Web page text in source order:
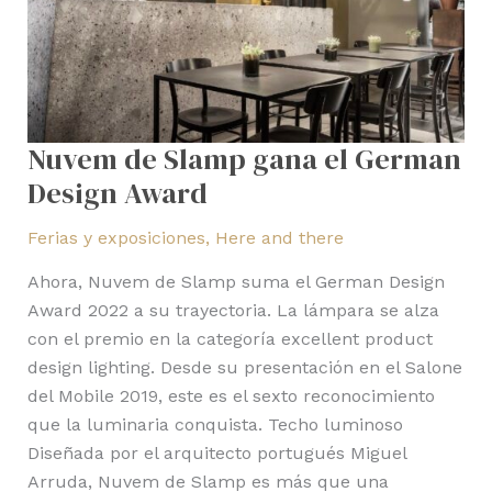
Nuvem de Slamp gana el German
Design Award
Ferias y exposiciones, Here and there
Ahora, Nuvem de Slamp suma el German Design
Award 2022 a su trayectoria. La lámpara se alza
con el premio en la categoría excellent product
design lighting. Desde su presentación en el Salone
del Mobile 2019, este es el sexto reconocimiento
que la luminaria conquista. Techo luminoso
Diseñada por el arquitecto portugués Miguel
Arruda, Nuvem de Slamp es más que una